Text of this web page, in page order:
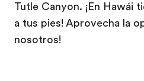
Tutle Canyon. ¡En Hawái
a tus pies! Aprovecha la
nosotros!